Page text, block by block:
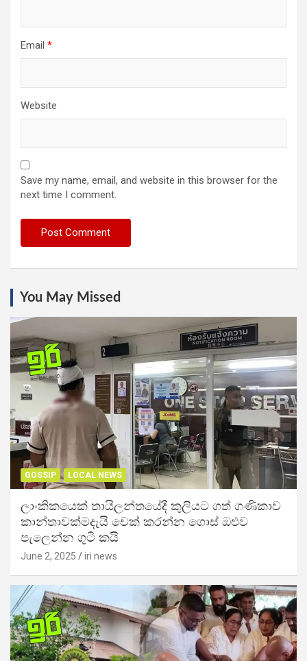
Email *
Website
Save my name, email, and website in this browser for the
next time I comment.
You May Missed
GOSSIP LOCAL NEWS
ලාංකිකයෙක් තායිලන්තයේදී කුලියට ගත් ගණිකාව
කාන්තාවක්මදැයි චෙක් කරන්න ගොස් ඔළුව
පැලෙන්න ගුටි කයි
June 2, 2025 iri news